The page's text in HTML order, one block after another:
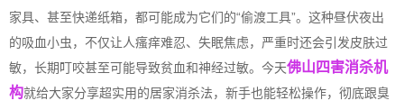
家具、甚至快递纸箱，都可能成为它们的“偷渡工具”。这种昼伏夜出
的吸血小虫，不仅让人瘙痒难忍、失眠焦虑，严重时还会引发皮肤过
敏，长期叮咬甚至可能导致贫血和神经过敏。今天佛山四害消杀机
构就给大家分享超实用的居家消杀法，新手也能轻松操作，彻底跟臭